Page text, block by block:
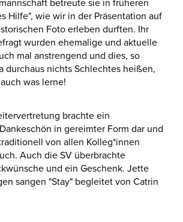
betreute sie in früheren
Hilfe", wie wir in der Präsentation auf
Foto erleben durften. Ihr
wurden ehemalige und aktuelle
mal anstrengend und dies, so
durchaus nichts Schlechtes heißen,
was lerne!
brachte ein
in gereimter Form dar und
von allen Kolleg*innen
Auch die SV überbrachte
und ein Geschenk. Jette
sangen "Stay" begleitet von Catrin